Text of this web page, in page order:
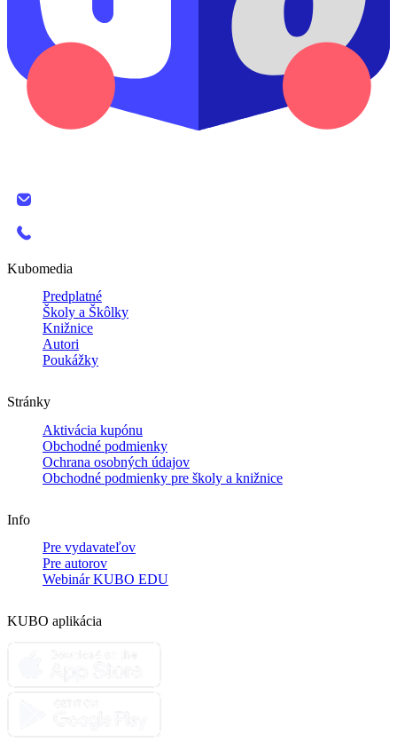
Kubomedia
Predplatné
Školy a Škôlky
Knižnice
Autori
Poukážky
Stránky
Aktivácia kupónu
Obchodné podmienky
Ochrana osobných údajov
Obchodné podmienky pre školy a knižnice
Info
Pre vydavateľov
Pre autorov
Webinár KUBO EDU
KUBO aplikácia